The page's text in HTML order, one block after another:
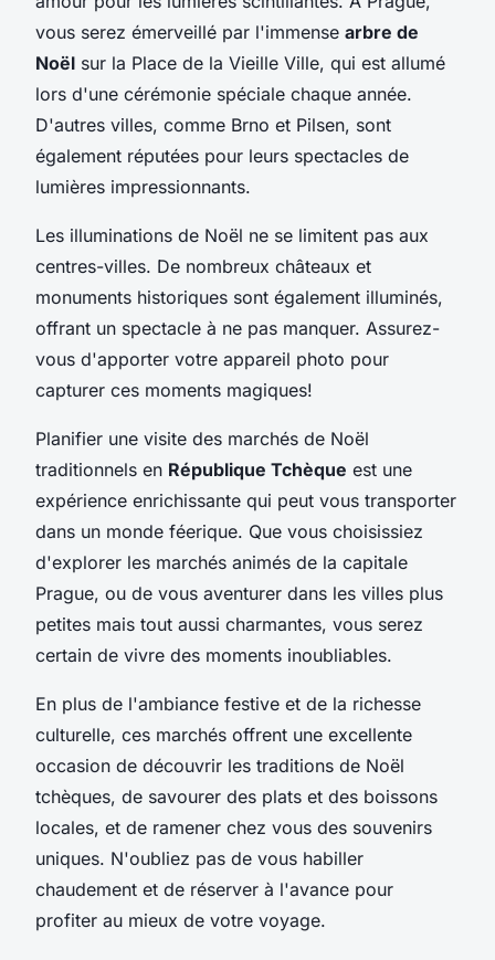
vous serez émerveillé par l'immense arbre de
Noël sur la Place de la Vieille Ville, qui est allumé
lors d'une cérémonie spéciale chaque année.
D'autres villes, comme Brno et Pilsen, sont
également réputées pour leurs spectacles de
lumières impressionnants.
Les illuminations de Noël ne se limitent pas aux
centres-villes. De nombreux châteaux et
monuments historiques sont également illuminés,
offrant un spectacle à ne pas manquer. Assurez-
vous d'apporter votre appareil photo pour
capturer ces moments magiques!
Planifier une visite des marchés de Noël
traditionnels en République Tchèque est une
expérience enrichissante qui peut vous transporter
dans un monde féerique. Que vous choisissiez
d'explorer les marchés animés de la capitale
Prague, ou de vous aventurer dans les villes plus
petites mais tout aussi charmantes, vous serez
certain de vivre des moments inoubliables.
En plus de l'ambiance festive et de la richesse
culturelle, ces marchés offrent une excellente
occasion de découvrir les traditions de Noël
tchèques, de savourer des plats et des boissons
locales, et de ramener chez vous des souvenirs
uniques. N'oubliez pas de vous habiller
chaudement et de réserver à l'avance pour
profiter au mieux de votre voyage.